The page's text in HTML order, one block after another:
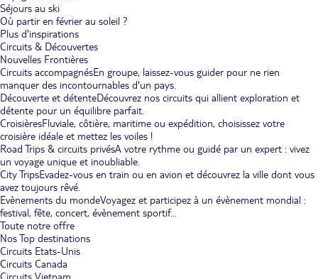
Séjours au ski
Où partir en février au soleil ?
Plus d'inspirations
Circuits & Découvertes
Nouvelles Frontières
Circuits accompagnésEn groupe, laissez-vous guider pour ne rien
manquer des incontournables d'un pays.
Découverte et détenteDécouvrez nos circuits qui allient exploration et
détente pour un équilibre parfait.
CroisièresFluviale, côtière, maritime ou expédition, choisissez votre
croisière idéale et mettez les voiles !
Road Trips & circuits privésA votre rythme ou guidé par un expert : vivez
un voyage unique et inoubliable.
City TripsEvadez-vous en train ou en avion et découvrez la ville dont vous
avez toujours rêvé.
Evènements du mondeVoyagez et participez à un évènement mondial :
festival, fête, concert, évènement sportif...
Toute notre offre
Nos Top destinations
Circuits Etats-Unis
Circuits Canada